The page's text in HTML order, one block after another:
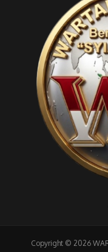
Copyright © 2026